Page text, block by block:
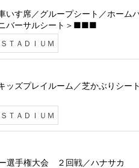
いす席／グループシート／ホーム
バーサルシート＞■■■
ＴＡＤＩＵＭ
ッズプレイルーム／芝かぶりシー
ＴＡＤＩＵＭ
選手権大会 ２回戦／ハナサカ